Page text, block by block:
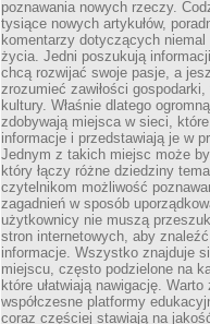
poznawania nowych rzeczy.
tysiące nowych artykułów,
komentarzy dotyczących
życia. Jedni poszukują
chcą rozwijać swoje pasje, a
zrozumieć zawiłości
kultury. Właśnie dlatego
zdobywają miejsca w sieci,
informacje i przedstawiają je w
Jednym z takich miejsc może
który łączy różne dziedziny
czytelnikom możliwość
zagadnień w sposób
użytkownicy nie muszą
stron internetowych, aby
informacje. Wszystko znajduje
miejscu, często podzielone na
które ułatwiają nawigację.
współczesne platformy
coraz częściej stawiają na